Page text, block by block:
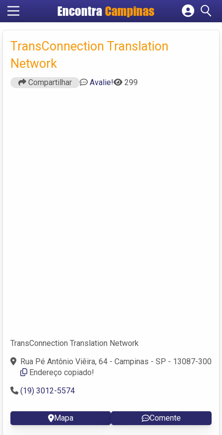
Encontra Campinas
Cadastrar empresa
Criar conta
TransConnection Translation
Network
Compartilhar Avalie! 299
TransConnection Translation Network
Rua Pé Antônio Viêira, 64 - Campinas - SP - 13087-300
Endereço copiado!
(19) 3012-5574
Mapa Comente